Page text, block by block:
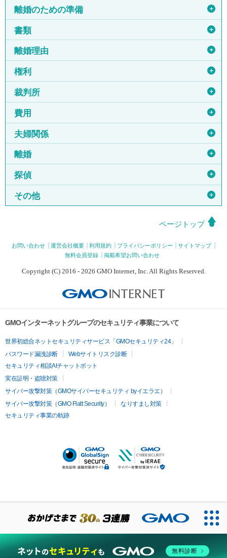
離婚のための準備 ＋
書類 ＋
離婚理由 ＋
権利 ＋
裁判所 ＋
費用 ＋
夫婦関係 ＋
離婚 ＋
探偵 ＋
その他 ＋
ページトップ
お問い合わせ 運営会社概要 利用規約 プライバシーポリシー
サイトマップ
無料会員登録
掲載希望お問い合わせ
Copyright (C) 2016 - 2026 GMO Internet, Inc. All Rights Reserved.
GMOインターネットグループのセキュリティ事業について
世界初総合ネットセキュリティサービス「GMOセキュリティ24」
パスワード漏洩診断
Webサイトリスク診断
セキュリティ相談AIチャットボット
実在証明・盗聴対策
サイバー攻撃対策（GMOサイバーセキュリティ byイエラエ）
サイバー攻撃対策（GMO Flatt Security）
なりすまし対策
セキュリティ事業の軌跡
無料診断